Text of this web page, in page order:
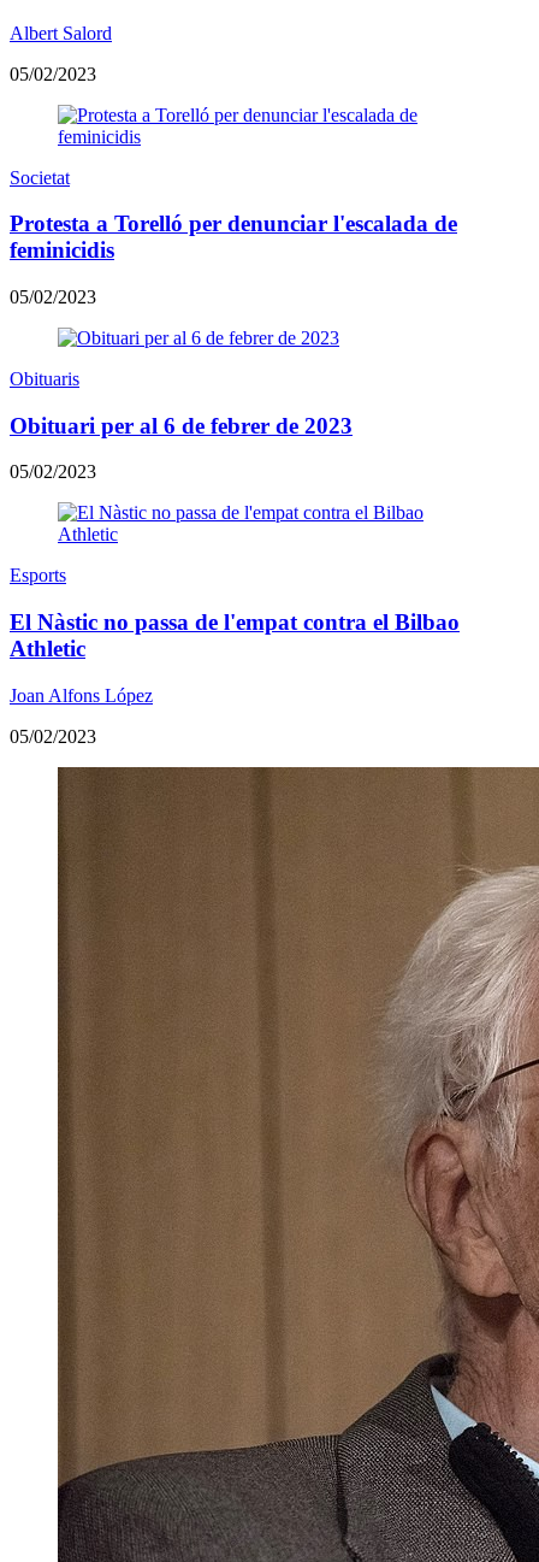
Albert Salord
05/02/2023
Societat
​Protesta a Torelló per denunciar l'escalada de
feminicidis
05/02/2023
Obituaris
Obituari per al 6 de febrer de 2023
05/02/2023
Esports
El Nàstic no passa de l'empat contra el Bilbao
Athletic
Joan Alfons López
05/02/2023